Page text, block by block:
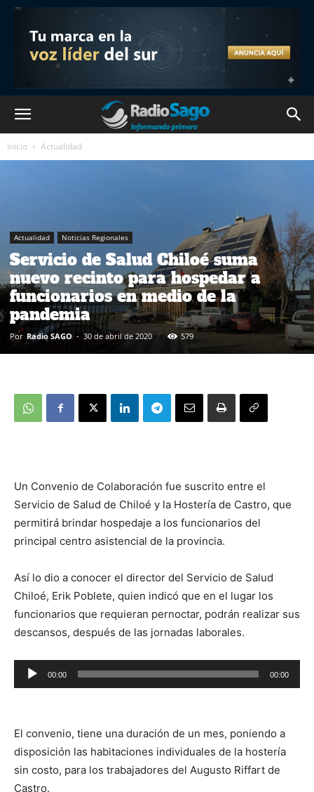
Inicio Actualidad
Actualidad Noticias Regionales
Servicio de Salud Chiloé suma
nuevo recinto para hospedar a
funcionarios en medio de la
pandemia
Por Radio SAGO - 30 de abril de 2020 579
Un Convenio de Colaboración fue suscrito entre el
Servicio de Salud de Chiloé y la Hostería de Castro, que
permitirá brindar hospedaje a los funcionarios del
principal centro asistencial de la provincia.
Así lo dio a conocer el director del Servicio de Salud
Chiloé, Erik Poblete, quien indicó que en el lugar los
funcionarios que requieran pernoctar, podrán realizar sus
descansos, después de las jornadas laborales.
Reproductor
de
00:00 00:00
El convenio, tiene una duración de un mes, poniendo a
disposición las habitaciones individuales de la hostería
sin costo, para los trabajadores del Augusto Riffart de
Castro.